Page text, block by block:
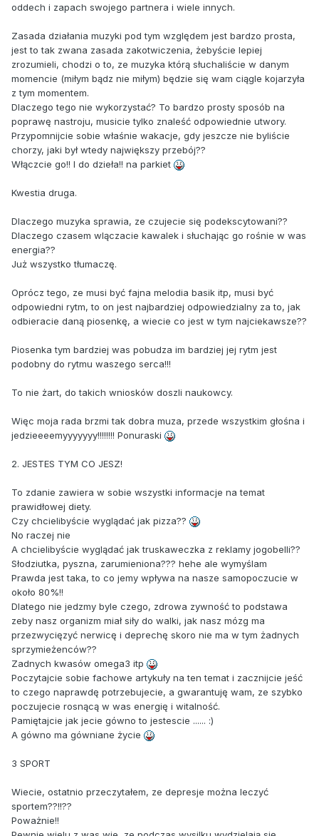
oddech i zapach swojego partnera i wiele innych.
Zasada działania muzyki pod tym względem jest bardzo prosta,
jest to tak zwana zasada zakotwiczenia, żebyście lepiej
zrozumieli, chodzi o to, ze muzyka którą słuchaliście w danym
momencie (miłym bądz nie miłym) będzie się wam ciągle kojarzyła
z tym momentem.
Dlaczego tego nie wykorzystać? To bardzo prosty sposób na
poprawę nastroju, musicie tylko znaleść odpowiednie utwory.
Przypomnijcie sobie właśnie wakacje, gdy jeszcze nie byliście
chorzy, jaki był wtedy największy przebój??
Włączcie go!! I do dzieła!! na parkiet
Kwestia druga.
Dlaczego muzyka sprawia, ze czujecie się podekscytowani??
Dlaczego czasem wlączacie kawalek i słuchając go rośnie w was
energia??
Już wszystko tłumaczę.
Oprócz tego, ze musi być fajna melodia basik itp, musi być
odpowiedni rytm, to on jest najbardziej odpowiedzialny za to, jak
odbieracie daną piosenkę, a wiecie co jest w tym najciekawsze??
Piosenka tym bardziej was pobudza im bardziej jej rytm jest
podobny do rytmu waszego serca!!!
To nie żart, do takich wniosków doszli naukowcy.
Więc moja rada brzmi tak dobra muza, przede wszystkim głośna i
jedzieeeemyyyyyyy!!!!!!!! Ponuraski
2. JESTES TYM CO JESZ!
To zdanie zawiera w sobie wszystki informacje na temat
prawidłowej diety.
Czy chcielibyście wyglądać jak pizza??
No raczej nie
A chcielibyście wyglądać jak truskaweczka z reklamy jogobelli??
Słodziutka, pyszna, zarumieniona??? hehe ale wymyślam
Prawda jest taka, to co jemy wpływa na nasze samopoczucie w
około 80%!!
Dlatego nie jedzmy byle czego, zdrowa zywność to podstawa
zeby nasz organizm miał siły do walki, jak nasz mózg ma
przezwycięzyć nerwicę i deprechę skoro nie ma w tym żadnych
sprzymieżenców??
Zadnych kwasów omega3 itp
Poczytajcie sobie fachowe artykuły na ten temat i zacznijcie jeść
to czego naprawdę potrzebujecie, a gwarantuję wam, ze szybko
poczujecie rosnącą w was energię i witalność.
Pamiętajcie jak jecie gówno to jestescie ...... :)
A gówno ma gówniane życie
3 SPORT
Wiecie, ostatnio przeczytałem, ze depresje można leczyć
sportem??!!??
Poważnie!!